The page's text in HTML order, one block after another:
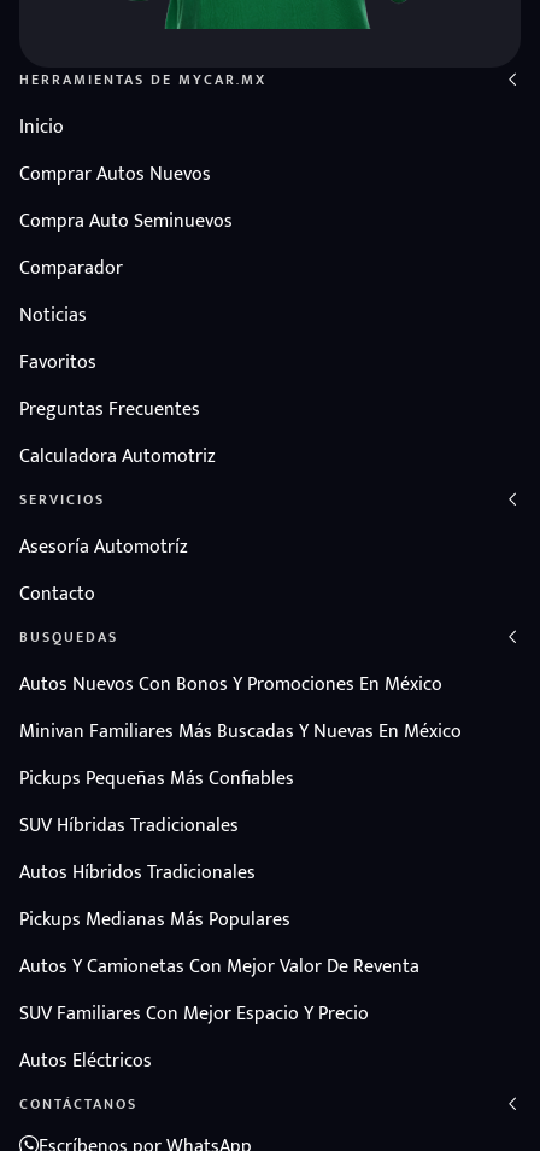
HERRAMIENTAS DE MYCAR.MX
Inicio
Comprar Autos Nuevos
Compra Auto Seminuevos
Comparador
Noticias
Favoritos
Preguntas Frecuentes
Calculadora Automotriz
SERVICIOS
Asesoría Automotríz
Contacto
BUSQUEDAS
Autos Nuevos Con Bonos Y Promociones En México
Minivan Familiares Más Buscadas Y Nuevas En México
Pickups Pequeñas Más Confiables
SUV Híbridas Tradicionales
Autos Híbridos Tradicionales
Pickups Medianas Más Populares
Autos Y Camionetas Con Mejor Valor De Reventa
SUV Familiares Con Mejor Espacio Y Precio
Autos Eléctricos
CONTÁCTANOS